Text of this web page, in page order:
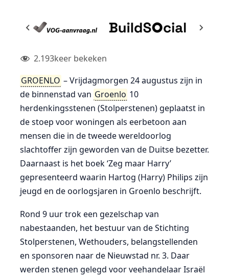
2.193keer bekeken
GROENLO – Vrijdagmorgen 24 augustus zijn in
de binnenstad van Groenlo 10
herdenkingsstenen (Stolperstenen) geplaatst in
de stoep voor woningen als eerbetoon aan
mensen die in de tweede wereldoorlog
slachtoffer zijn geworden van de Duitse bezetter.
Daarnaast is het boek ‘Zeg maar Harry’
gepresenteerd waarin Hartog (Harry) Philips zijn
jeugd en de oorlogsjaren in Groenlo beschrijft.
Rond 9 uur trok een gezelschap van
nabestaanden, het bestuur van de Stichting
Stolperstenen, Wethouders, belangstellenden
en sponsoren naar de Nieuwstad nr. 3. Daar
werden stenen gelegd voor veehandelaar Israël